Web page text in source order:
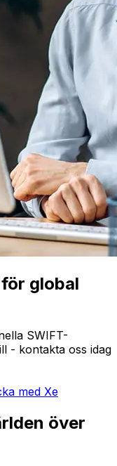
global
SWIFT-
- kontakta oss idag
med Xe
över